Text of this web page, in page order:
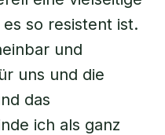
so resistent ist.
und
uns und die
das
ich als ganz